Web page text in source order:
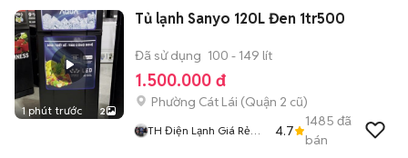
1 phút trước 2
Tủ lạnh Sanyo 120L Đen 1tr500
Đã sử dụng 100 - 149 lít
1.500.000 đ
Phường Cát Lái (Quận 2 cũ)
TH Điện Lạnh Giá Rẻ
4.7
1485 đã
bán